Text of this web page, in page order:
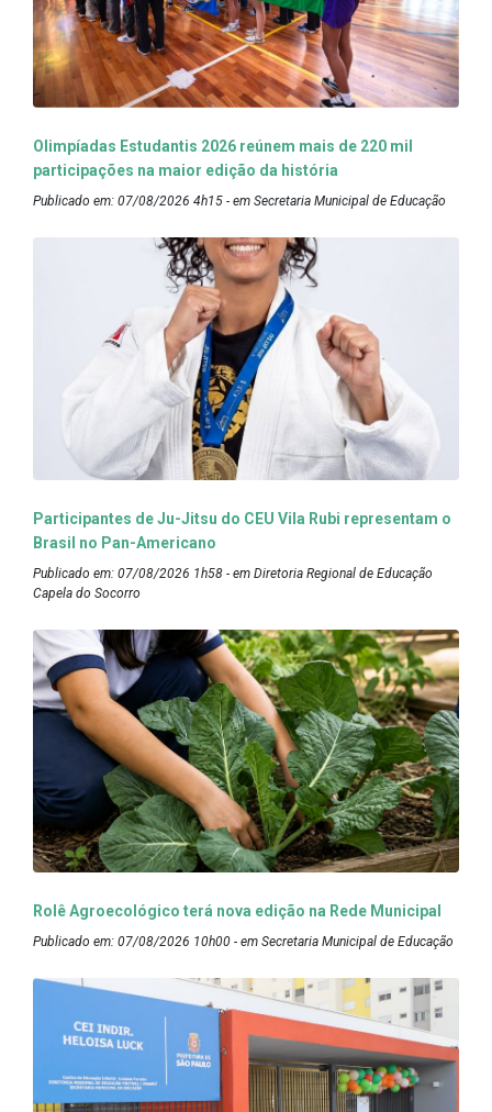
Olimpíadas Estudantis 2026 reúnem mais de 220 mil
participações na maior edição da história
Publicado em: 07/08/2026 4h15 - em Secretaria Municipal de Educação
Participantes de Ju-Jitsu do CEU Vila Rubi representam o
Brasil no Pan-Americano
Publicado em: 07/08/2026 1h58 - em Diretoria Regional de Educação
Capela do Socorro
Rolê Agroecológico terá nova edição na Rede Municipal
Publicado em: 07/08/2026 10h00 - em Secretaria Municipal de Educação